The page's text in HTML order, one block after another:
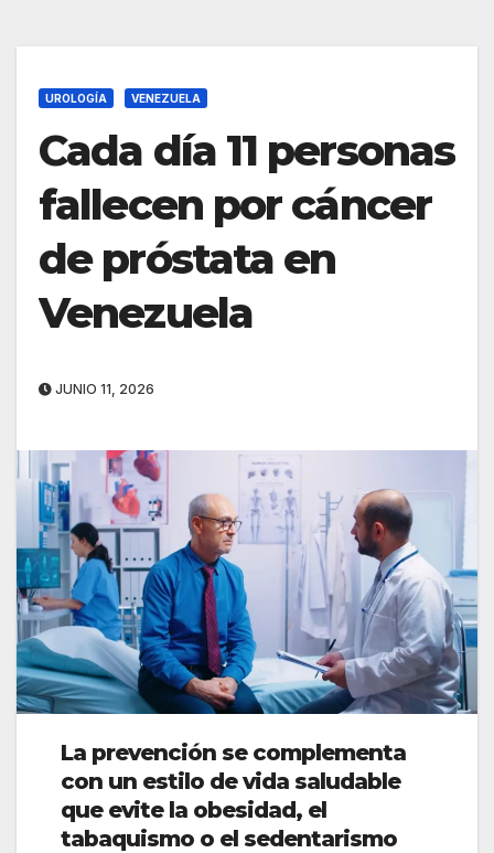
UROLOGÍA VENEZUELA
Cada día 11 personas
fallecen por cáncer
de próstata en
Venezuela
JUNIO 11, 2026
La prevención se complementa
con un estilo de vida saludable
que evite la obesidad, el
tabaquismo o el sedentarismo